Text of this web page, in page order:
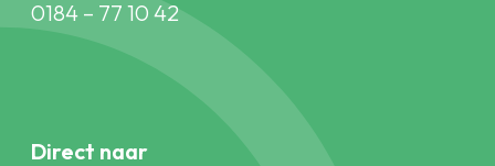
0184 – 77 10 42
Direct naar